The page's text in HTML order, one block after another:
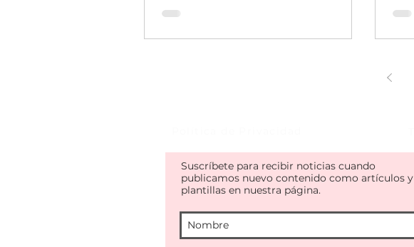
Suscríbete para recibir noticias cuando
publicamos nuevo contenido como artículos y
plantillas en nuestra página.